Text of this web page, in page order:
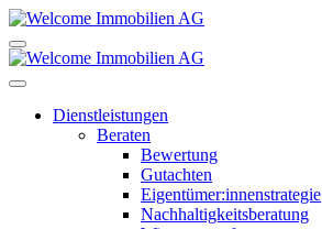
Dienstleistungen
Beraten
Bewertung
Gutachten
Eigentümer:innenstrategie
Nachhaltigkeitsberatung